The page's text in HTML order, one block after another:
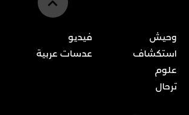
وحيش
استكشاف
علوم
ترحال
فيديو
عدسات عربية